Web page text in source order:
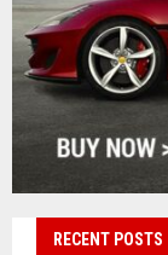
RECENT POSTS